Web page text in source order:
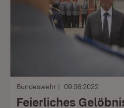
Bundeswehr 09.06.2022
Feierliches